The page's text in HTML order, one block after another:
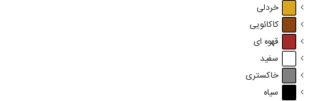
خردلی
کاکائویی
قهوه ای
سفید
خاکستری
سیاه